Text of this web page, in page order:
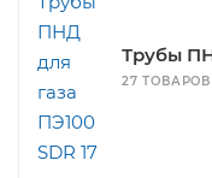
Трубы
27 ТОВАРОВ